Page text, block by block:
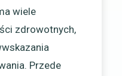
wiele
zdrowotnych,
Przede